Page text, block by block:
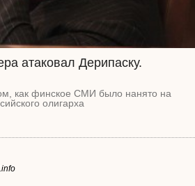
атаковал Дерипаску.
как финское СМИ было нанято на
олигарха